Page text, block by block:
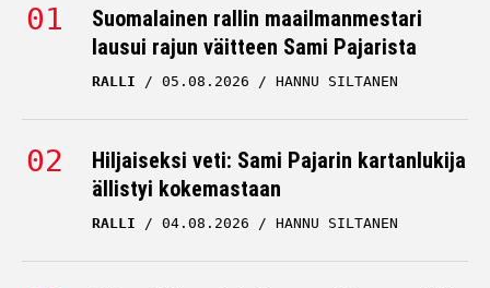
Suomalainen rallin maailmanmestari
lausui rajun väitteen Sami Pajarista
RALLI 05.08.2026 HANNU SILTANEN
Hiljaiseksi veti: Sami Pajarin kartanlukija
ällistyi kokemastaan
RALLI 04.08.2026 HANNU SILTANEN